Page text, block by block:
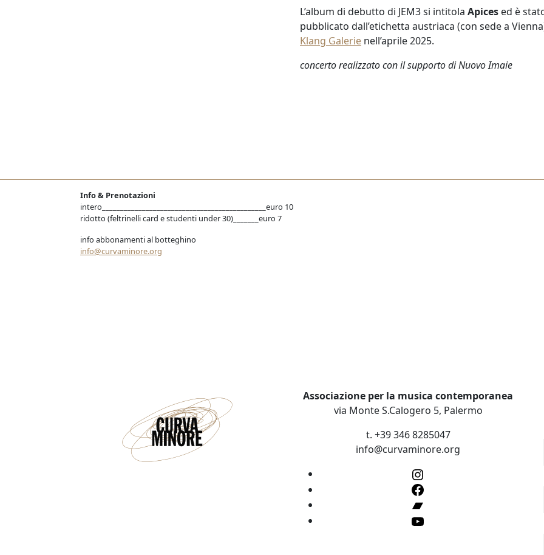
L’album di debutto di JEM3 si intitola Apices ed è
pubblicato dall’etichetta austriaca (con sede a
Klang Galerie nell’aprile 2025.
concerto realizzato con il supporto di Nuovo Imaie
Info & Prenotazioni
intero_____________________________________________euro 10
ridotto (feltrinelli card e studenti under 30)_______euro 7
info abbonamenti al botteghino
info@curvaminore.org
Associazione per la musica contemporanea
via Monte S.Calogero 5, Palermo
t. +39 346 8285047
info@curvaminore.org